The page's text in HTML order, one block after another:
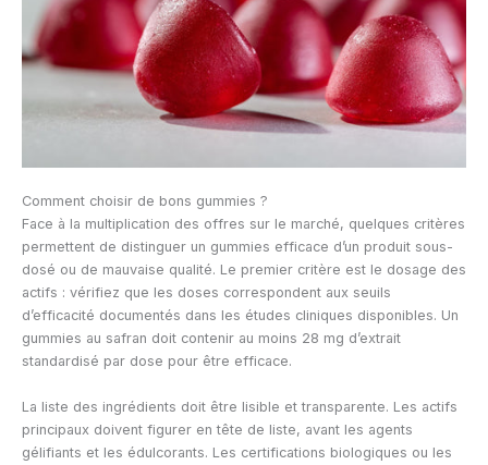
Comment choisir de bons gummies ?
Face à la multiplication des offres sur le marché, quelques critères
permettent de distinguer un gummies efficace d’un produit sous-
dosé ou de mauvaise qualité. Le premier critère est le dosage des
actifs : vérifiez que les doses correspondent aux seuils
d’efficacité documentés dans les études cliniques disponibles. Un
gummies au safran doit contenir au moins 28 mg d’extrait
standardisé par dose pour être efficace.
La liste des ingrédients doit être lisible et transparente. Les actifs
principaux doivent figurer en tête de liste, avant les agents
gélifiants et les édulcorants. Les certifications biologiques ou les